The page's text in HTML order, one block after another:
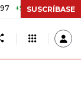
+2,19%
SUSCRÍBASE